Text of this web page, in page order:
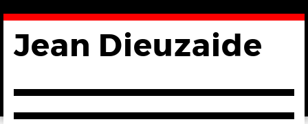
Jean Dieuzaide